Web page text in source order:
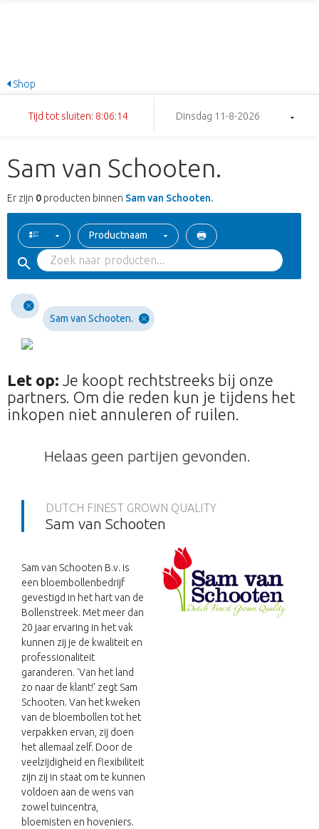
Shop
Tijd tot sluiten: 8:06:14 Dinsdag 11-8-2026
Sam van Schooten.
Er zijn 0 producten binnen Sam van Schooten.
Productnaam
Sam van Schooten.
Let op: Je koopt rechtstreeks bij onze
partners. Om die reden kun je tijdens het
inkopen niet annuleren of ruilen.
Helaas geen partijen gevonden.
DUTCH FINEST GROWN QUALITY
Sam van Schooten
Sam van Schooten B.v. is
een bloembollenbedrijf
gevestigd in het hart van de
Bollenstreek. Met meer dan
20 jaar ervaring in het vak
kunnen zij je de kwaliteit en
professionaliteit
garanderen. 'Van het land
zo naar de klant!' zegt Sam
Schooten. Van het kweken
van de bloembollen tot het
verpakken ervan, zij doen
het allemaal zelf. Door de
veelzijdigheid en flexibiliteit
zijn zij in staat om te kunnen
voldoen aan de wens van
zowel tuincentra,
bloemisten en hoveniers.